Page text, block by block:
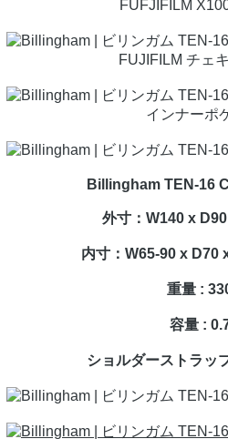
FUFJIFILM
FUJIFILM チェ
インナーポ
Billingham TEN-16
外寸：W140 x
内寸：W65-90 x D70
重量 :
容量 :
ショルダーストラッ